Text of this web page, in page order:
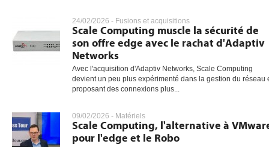
24/02/2026 - Fusions et acquisitions
Scale Computing muscle la sécurité de
son offre edge avec le rachat d'Adaptiv
Networks
Avec l'acquisition d'Adaptiv Networks, Scale Computing
devient un peu plus expérimenté dans la gestion du réseau
proposant des connexions plus...
09/02/2026 - Matériels
Scale Computing, l'alternative à
pour l'edge et le Robo